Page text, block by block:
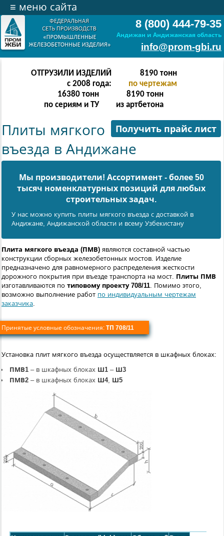
8 (800) 444-79-35
Андижан и Андижанская область
info@prom-gbi.ru
≡ меню сайта
ОТГРУЗИЛИ ИЗДЕЛИЙ
с 2008 года:
8190тонн
по чертежам
16380 тонн
по сериям и ТУ
8190 тонн
из артбетона
Получить прайс лист
Плиты мягкого
въезда в Андижане
Мы производители! Ассортимент - более 50
тысяч номенклатурных позиций для любых
cтроительных задач.
У нас можно купить плиты мягкого въезда с доставкой в
Андижанe, Андижанской области и всему Узбекистану
Плита мягкого въезда (ПМВ) являются составной частью
конструкции сборных железобетонных мостов. Изделие
предназначено для равномерного распределения жесткости
дорожного покрытия при въезде транспорта на мост. Плиты ПМВ
изготавливаются по типовому проекту 708/11. Помимо этого,
возможно выполнение работ по индивидуальным чертежам
заказчика.
Принятые условные обозначения: ТП 708/11
Установка плит мягкого въезда осуществляется в шкафных блоках:
ПМВ1 – в шкафных блоках Ш1 – Ш3
ПМВ2 – в шкафных блоках Ш4, Ш5